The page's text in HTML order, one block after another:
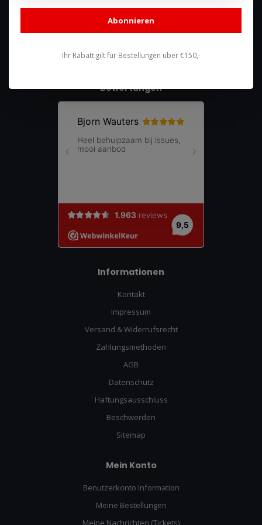
shop@racing-products.com
Bewertungen
Informationen
Kontakt
Impressum
Versand & Widerrufsrecht
Zahlungsmethoden
AGB
Datenschutz
Haftungsausschluss
Beschwerden
Sitemap
Mein Konto
Benutzerkonto Information
Meine Bestellungen
Abonnieren
Ihr Rabatt gilt für Bestellungen über €150,-